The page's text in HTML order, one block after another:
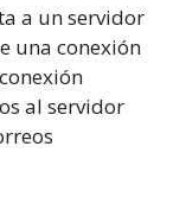
a un servidor
una conexión
al servidor